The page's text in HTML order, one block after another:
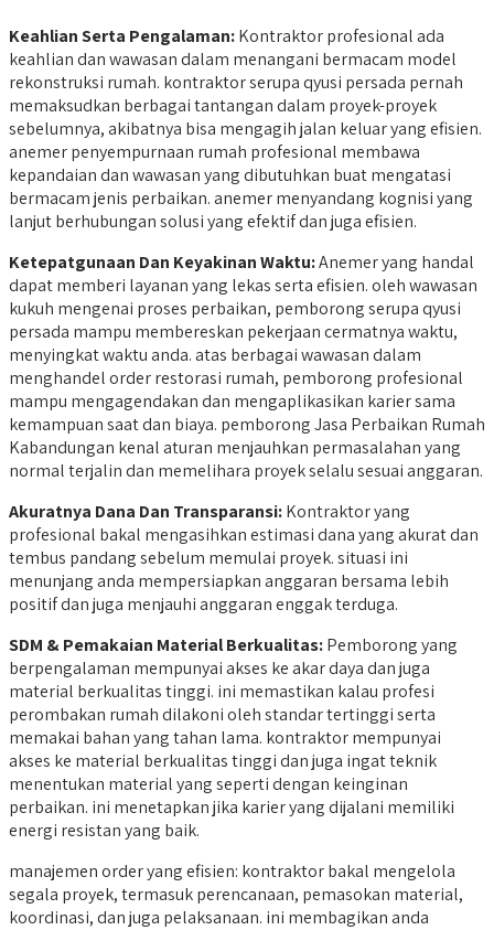
Keahlian Serta Pengalaman:Kontraktor profesional ada
keahlian dan wawasan dalam menangani bermacam model
rekonstruksi rumah. kontraktor serupa qyusi persada pernah
memaksudkan berbagai tantangan dalam proyek-proyek
sebelumnya, akibatnya bisa mengagih jalan keluar yang efisien.
anemer penyempurnaan rumah profesional membawa
kepandaian dan wawasan yang dibutuhkan buat mengatasi
bermacam jenis perbaikan. anemer menyandang kognisi yang
lanjut berhubungan solusi yang efektif dan juga efisien.
Ketepatgunaan Dan Keyakinan Waktu:Anemer yang handal
dapat memberi layanan yang lekas serta efisien. oleh wawasan
kukuh mengenai proses perbaikan, pemborong serupa qyusi
persada mampu membereskan pekerjaan cermatnya waktu,
menyingkat waktu anda. atas berbagai wawasan dalam
menghandel order restorasi rumah, pemborong profesional
mampu mengagendakan dan mengaplikasikan karier sama
kemampuan saat dan biaya. pemborong Jasa Perbaikan Rumah
Kabandungan kenal aturan menjauhkan permasalahan yang
normal terjalin dan memelihara proyek selalu sesuai anggaran.
Akuratnya Dana Dan Transparansi:Kontraktor yang
profesional bakal mengasihkan estimasi dana yang akurat dan
tembus pandang sebelum memulai proyek. situasi ini
menunjang anda mempersiapkan anggaran bersama lebih
positif dan juga menjauhi anggaran enggak terduga.
SDM &Pemakaian Material Berkualitas:Pemborong yang
berpengalaman mempunyai akses ke akar daya dan juga
material berkualitas tinggi. ini memastikan kalau profesi
perombakan rumah dilakoni oleh standar tertinggi serta
memakai bahan yang tahan lama. kontraktor mempunyai
akses ke material berkualitas tinggi dan juga ingat teknik
menentukan material yang seperti dengan keinginan
perbaikan. ini menetapkan jika karier yang dijalani memiliki
energi resistan yang baik.
manajemen order yang efisien: kontraktor bakal mengelola
segala proyek, termasuk perencanaan, pemasokan material,
koordinasi, dan juga pelaksanaan. ini membagikan anda